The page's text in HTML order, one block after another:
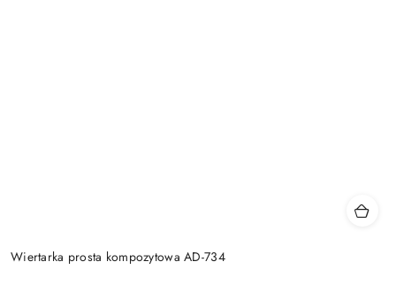
Wiertarka prosta kompozytowa AD-734